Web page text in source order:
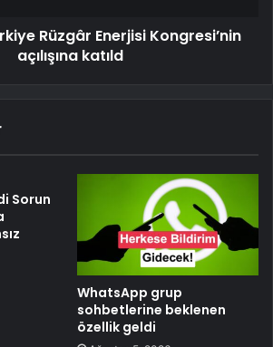
Rüzgâr Enerjisi Kongresi’nin
açılışına katıld
Sorun
WhatsApp grup
sohbetlerine beklenen
özellik geldi